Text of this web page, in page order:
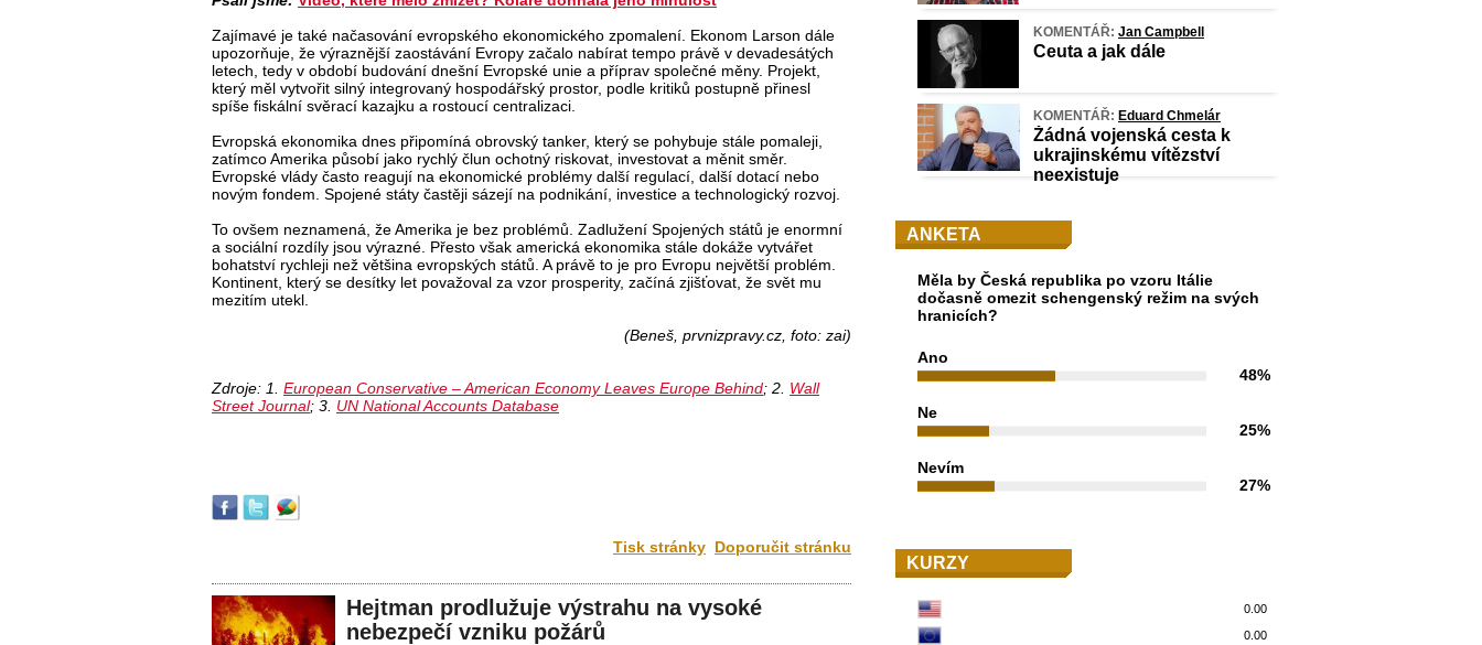
Zajímavé je také načasování evropského ekonomického zpomalení. Ekonom Larson dále
upozorňuje, že výraznější zaostávání Evropy začalo nabírat tempo právě v devadesátých
letech, tedy v období budování dnešní Evropské unie a příprav společné měny. Projekt,
který měl vytvořit silný integrovaný hospodářský prostor, podle kritiků postupně přinesl
spíše fiskální svěrací kazajku a rostoucí centralizaci.
Evropská ekonomika dnes připomíná obrovský tanker, který se pohybuje stále pomaleji,
zatímco Amerika působí jako rychlý člun ochotný riskovat, investovat a měnit směr.
Evropské vlády často reagují na ekonomické problémy další regulací, další dotací nebo
novým fondem. Spojené státy častěji sázejí na podnikání, investice a technologický rozvoj.
To ovšem neznamená, že Amerika je bez problémů. Zadlužení Spojených států je enormní
a sociální rozdíly jsou výrazné. Přesto však americká ekonomika stále dokáže vytvářet
bohatství rychleji než většina evropských států. A právě to je pro Evropu největší problém.
Kontinent, který se desítky let považoval za vzor prosperity, začíná zjišťovat, že svět mu
mezitím utekl.
(Beneš, prvnizpravy.cz, foto: zai)
Zdroje: 1. European Conservative – American Economy Leaves Europe Behind; 2. Wall
Street Journal; 3. UN National Accounts Database
Tisk stránky Doporučit stránku
Hejtman prodlužuje výstrahu na vysoké
nebezpečí vzniku požárů
KOMENTÁŘ: Jan Campbell
Ceuta a jak dále
KOMENTÁŘ: Eduard Chmelár
Žádná vojenská cesta k
ukrajinskému vítězství
neexistuje
ANKETA
Měla by Česká republika po vzoru Itálie
dočasně omezit schengenský režim na svých
hranicích?
Ano
48%
Ne
25%
Nevím
27%
KURZY
0.00
0.00